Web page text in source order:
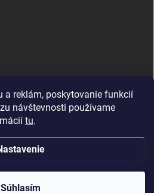
a reklám, poskytovanie funkcií
návštevnosti používame
tu.
Súhlasím